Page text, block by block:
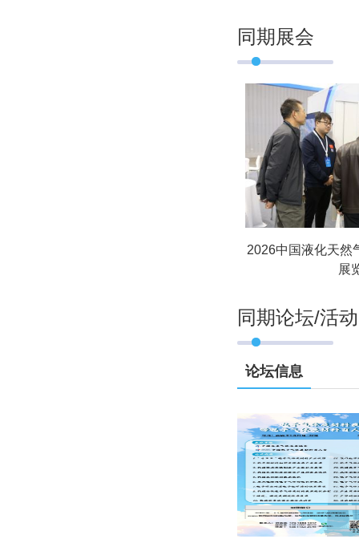
同期展会
2026中国液化天然
同期论坛/活动
论坛信息